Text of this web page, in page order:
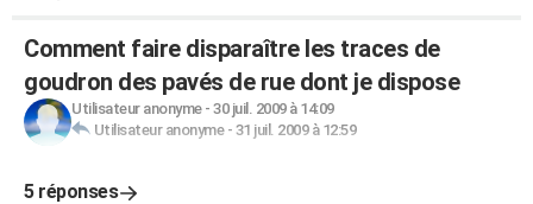
Comment faire disparaître les traces de
goudron des pavés de rue dont je dispose
Utilisateur anonyme- 30 juil. 2009 à 14:09
Utilisateur anonyme- 31 juil. 2009 à 12:59
5 réponses